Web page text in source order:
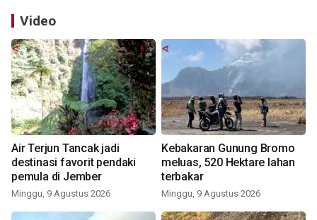
Video
Air Terjun Tancak jadi
destinasi favorit pendaki
pemula di Jember
Minggu, 9 Agustus 2026
Kebakaran Gunung Bromo
meluas, 520 Hektare lahan
terbakar
Minggu, 9 Agustus 2026